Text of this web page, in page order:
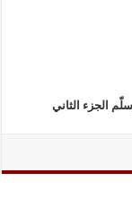
الجزء الثاني